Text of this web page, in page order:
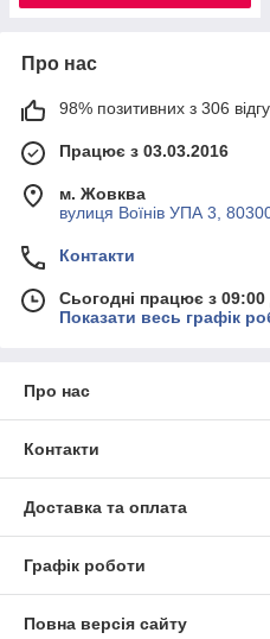
Про нас
98% позитивних з 306
Працює з 03.03.2016
м. Жовква
вулиця Воїнів УПА 3,
Контакти
Сьогодні працює з
Показати весь графік
Про нас
Контакти
Доставка та оплата
Графік роботи
Повна версія сайту